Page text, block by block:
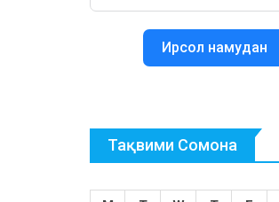
Ирсол намудан
Тақвими Сомона